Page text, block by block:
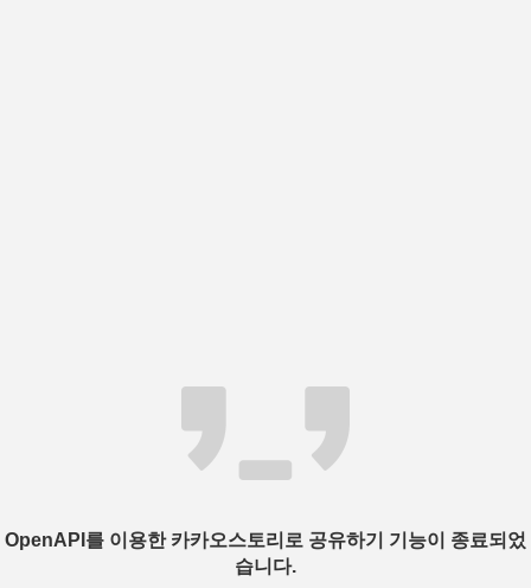
OpenAPI를 이용한 카카오스토리로 공유하기 기능이 종료되었
습니다.